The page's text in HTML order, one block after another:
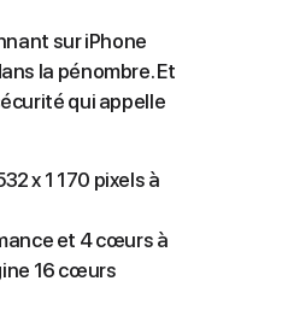
sur iPhone
la pénombre. Et
qui appelle
x 1 170 pixels à
et 4 cœurs à
16 cœurs